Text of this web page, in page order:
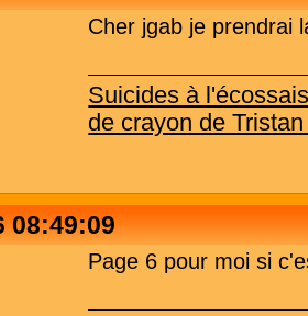
Cher jgab je prendrai
Suicides à
de crayon de
08:49:09
Page 6 pour moi si